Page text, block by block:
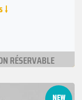
↓
RÉSERVABLE